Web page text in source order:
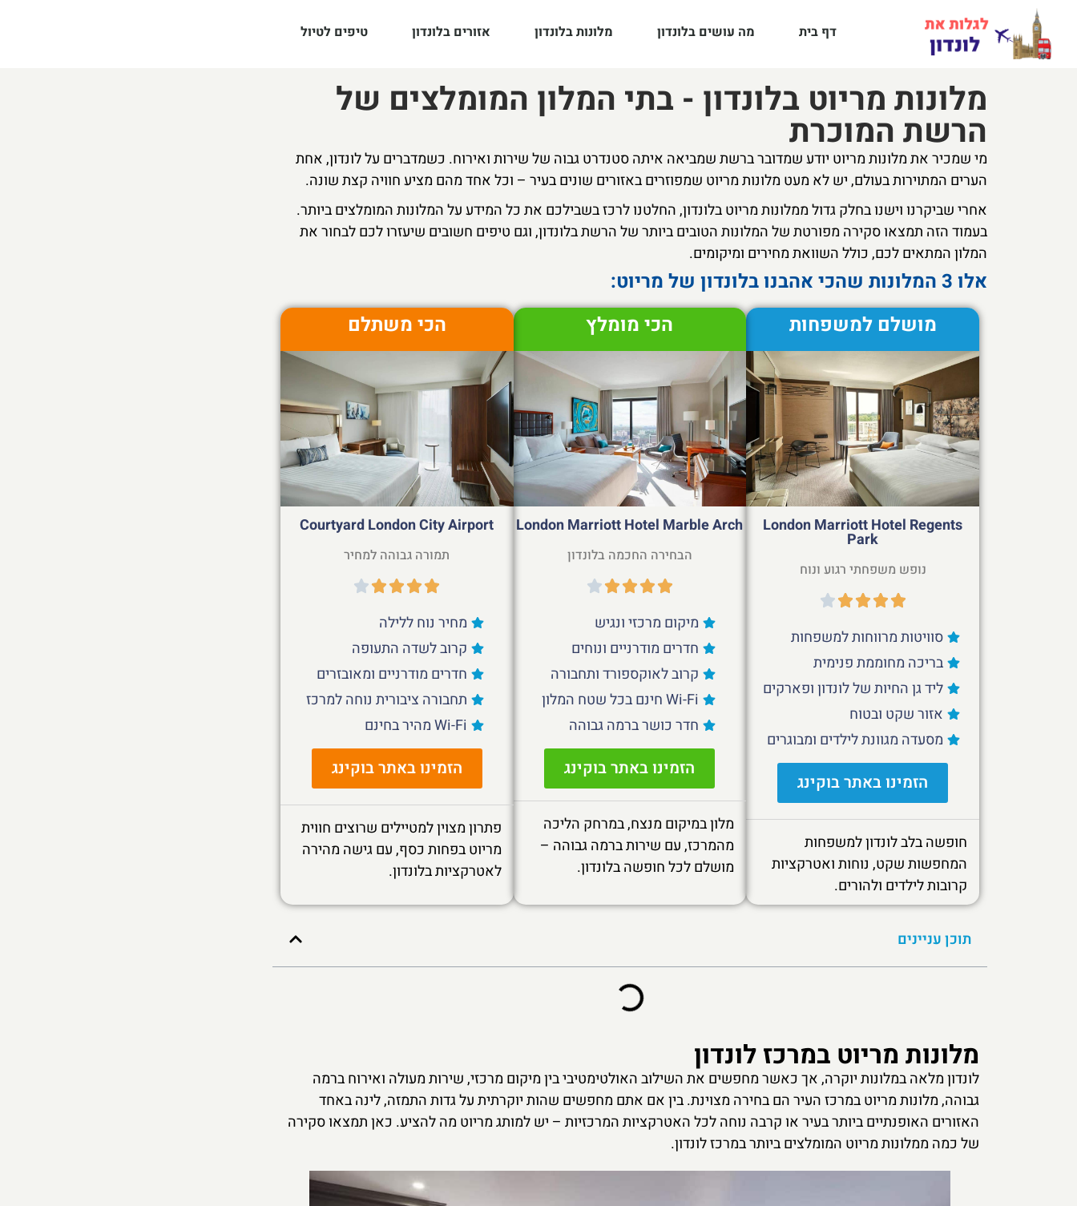
דף בית מה עושים בלונדון מלונות בלונדון אזורים בלונדון טיפים לטיול
מלונות מריוט בלונדון - בתי המלון המומלצים של
הרשת המוכרת
מי שמכיר את מלונות מריוט יודע שמדובר ברשת שמביאה איתה סטנדרט גבוה של שירות ואירוח. כשמדברים על לונדון, אחת
הערים המתוירות בעולם, יש לא מעט מלונות מריוט שמפוזרים באזורים שונים בעיר – וכל אחד מהם מציע חוויה קצת שונה.
אחרי שביקרנו וישנו בחלק גדול ממלונות מריוט בלונדון, החלטנו לרכז בשבילכם את כל המידע על המלונות המומלצים ביותר.
בעמוד הזה תמצאו סקירה מפורטת של המלונות הטובים ביותר של הרשת בלונדון, וגם טיפים חשובים שיעזרו לכם לבחור את
המלון המתאים לכם, כולל השוואת מחירים ומיקומים.
אלו 3 המלונות שהכי אהבנו בלונדון של מריוט:
מושלם למשפחות
London Marriott Hotel Regents
Park
נופש משפחתי רגוע ונוח
סוויטות מרווחות למשפחות
בריכה מחוממת פנימית
ליד גן החיות של לונדון ופארקים
אזור שקט ובטוח
מסעדה מגוונת לילדים ומבוגרים
הזמינו באתר בוקינג
חופשה בלב לונדון למשפחות
המחפשות שקט, נוחות ואטרקציות
קרובות לילדים ולהורים.
הכי מומלץ
London Marriott Hotel Marble Arch
הבחירה החכמה בלונדון
מיקום מרכזי ונגיש
חדרים מודרניים ונוחים
קרוב לאוקספורד ותחבורה
Wi-Fi חינם בכל שטח המלון
חדר כושר ברמה גבוהה
הזמינו באתר בוקינג
מלון במיקום מנצח, במרחק הליכה
מהמרכז, עם שירות ברמה גבוהה –
מושלם לכל חופשה בלונדון.
הכי משתלם
Courtyard London City Airport
תמורה גבוהה למחיר
מחיר נוח ללילה
קרוב לשדה התעופה
חדרים מודרניים ומאובזרים
תחבורה ציבורית נוחה למרכז
Wi-Fi מהיר בחינם
הזמינו באתר בוקינג
פתרון מצוין למטיילים שרוצים חווית
מריוט בפחות כסף, עם גישה מהירה
לאטרקציות בלונדון.
תוכן עניינים
מלונות מריוט במרכז לונדון
לונדון מלאה במלונות יוקרה, אך כאשר מחפשים את השילוב האולטימטיבי בין מיקום מרכזי, שירות מעולה ואירוח ברמה
גבוהה, מלונות מריוט במרכז העיר הם בחירה מצוינת. בין אם אתם מחפשים שהות יוקרתית על גדות התמזה, לינה באחד
האזורים האופנתיים ביותר בעיר או קרבה נוחה לכל האטרקציות המרכזיות – יש למותג מריוט מה להציע. כאן תמצאו סקירה
של כמה ממלונות מריוט המומלצים ביותר במרכז לונדון.